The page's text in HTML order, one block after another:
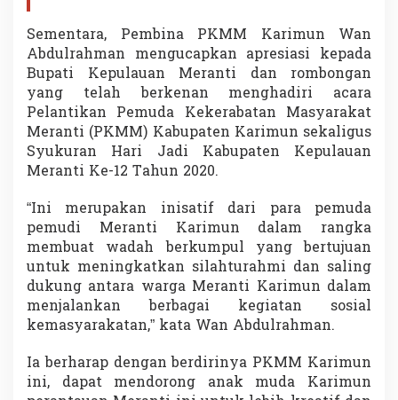
Sementara, Pembina PKMM Karimun Wan
Abdulrahman mengucapkan apresiasi kepada
Bupati Kepulauan Meranti dan rombongan
yang telah berkenan menghadiri acara
Pelantikan Pemuda Kekerabatan Masyarakat
Meranti (PKMM) Kabupaten Karimun sekaligus
Syukuran Hari Jadi Kabupaten Kepulauan
Meranti Ke-12 Tahun 2020.
“Ini merupakan inisatif dari para pemuda
pemudi Meranti Karimun dalam rangka
membuat wadah berkumpul yang bertujuan
untuk meningkatkan silahturahmi dan saling
dukung antara warga Meranti Karimun dalam
menjalankan berbagai kegiatan sosial
kemasyarakatan,” kata Wan Abdulrahman.
Ia berharap dengan berdirinya PKMM Karimun
ini, dapat mendorong anak muda Karimun